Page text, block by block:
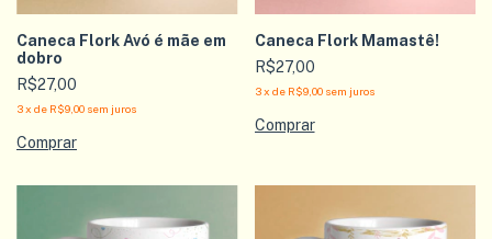
Caneca Flork Avó é mãe em
dobro
R$27,00
3x de R$9,00 sem juros
Caneca Flork Mamastê!
R$27,00
3 x de R$9,00 sem juros